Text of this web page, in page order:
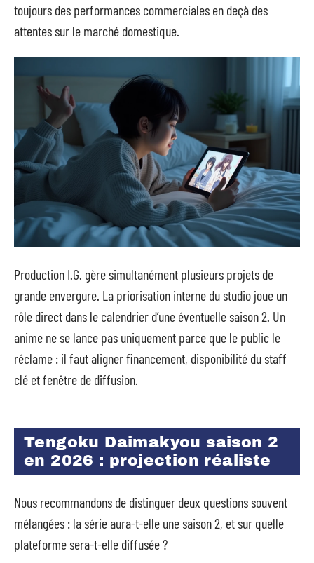
toujours des performances commerciales en deçà des
attentes sur le marché domestique.
Production I.G. gère simultanément plusieurs projets de
grande envergure. La priorisation interne du studio joue un
rôle direct dans le calendrier d’une éventuelle saison 2. Un
anime ne se lance pas uniquement parce que le public le
réclame : il faut aligner financement, disponibilité du staff
clé et fenêtre de diffusion.
Tengoku Daimakyou saison 2
en 2026 : projection réaliste
Nous recommandons de distinguer deux questions souvent
mélangées : la série aura-t-elle une saison 2, et sur quelle
plateforme sera-t-elle diffusée ?